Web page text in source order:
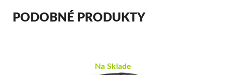
PODOBNÉ PRODUKTY
Na Sklade